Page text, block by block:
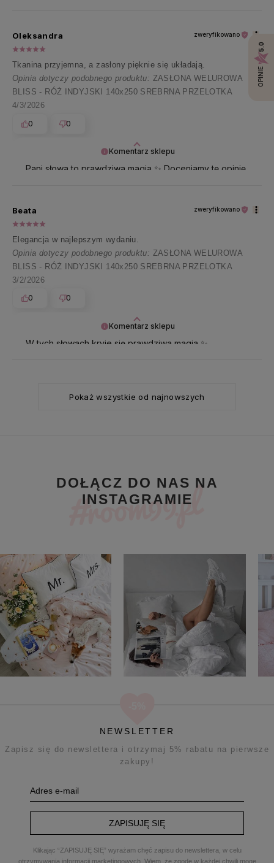
Komentarz sklepu
Pani słowa to prawdziwa magia ✨ Doceniamy tę opinię
Oleksandra zweryfikowano
Tkanina przyjemna, a zasłony pięknie się układają.
Opinia dotyczy podobnego produktu: ZASŁONA WELUROWA
BLISS - RÓŻ INDYJSKI 140x250 SREBRNA PRZELOTKA
4/3/2026
0
0
Komentarz sklepu
W tych słowach kryje się prawdziwa magia ✨
Beata zweryfikowano
Elegancja w najlepszym wydaniu.
Opinia dotyczy podobnego produktu: ZASŁONA WELUROWA
BLISS - RÓŻ INDYJSKI 140x250 SREBRNA PRZELOTKA
3/2/2026
0
0
Pokaż wszystkie od najnowszych
DOŁĄCZ DO NAS NA
INSTAGRAMIE
NEWSLETTER
Zapisz się do newslettera i otrzymaj 5% rabatu na pierwsze
zakupy!
ZAPISUJĘ SIĘ
Klikając “ZAPISUJĘ SIĘ” wyrażam chęć zapisu do newslettera, w celu
otrzymywania informacji marketingowych. Wiem, że zgodę w każdej chwili mogę
OPINIE
5.0